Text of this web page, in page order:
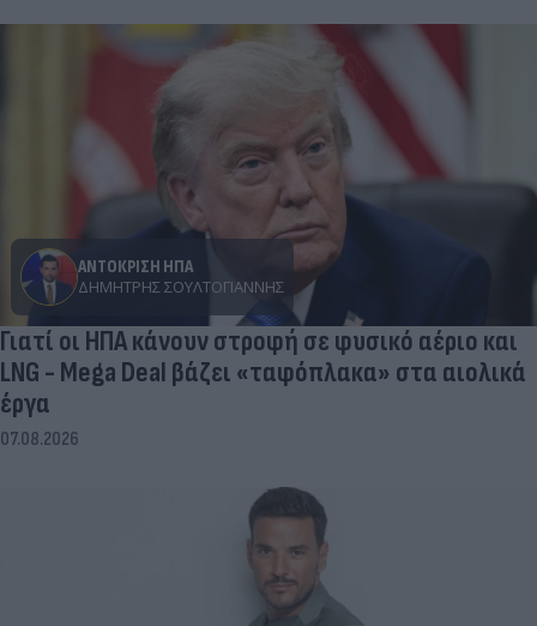
ΑΝΤΟΚΡΙΣΗ ΗΠΑ
ΔΗΜΉΤΡΗΣ ΣΟΥΛΤΟΓΙΆΝΝΗΣ
Γιατί οι ΗΠΑ κάνουν στροφή σε φυσικό αέριο και
LNG - Mega Deal βάζει «ταφόπλακα» στα αιολικά
έργα
07.08.2026